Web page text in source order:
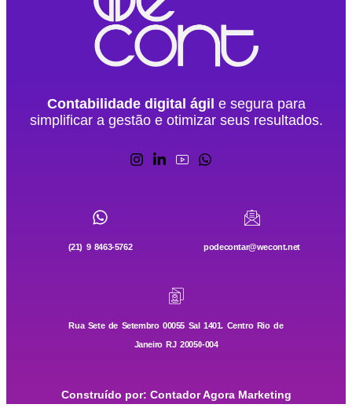
Contabilidade digital ágil e segura para
simplificar a gestão e otimizar seus resultados.
(21) 9 8463-5762 podecontar@wecont.net
Rua Sete de Setembro 00055 Sal 1401. Centro Rio de
Janeiro RJ 20050-004
Construído por: Contador Agora Marketing